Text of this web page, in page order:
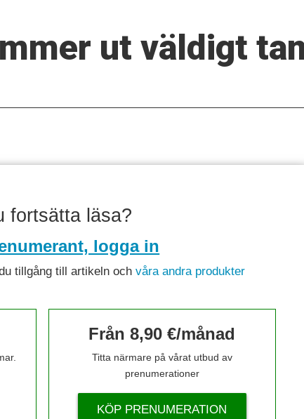
ut väldigt
fortsätta läsa?
logga in
tillgång till artikeln ochvåra andra produkter
Från 8,90 €/månad
Titta närmare på vårat utbud av
prenumerationer
KÖP PRENUMERATION